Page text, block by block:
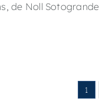
de Noll
1